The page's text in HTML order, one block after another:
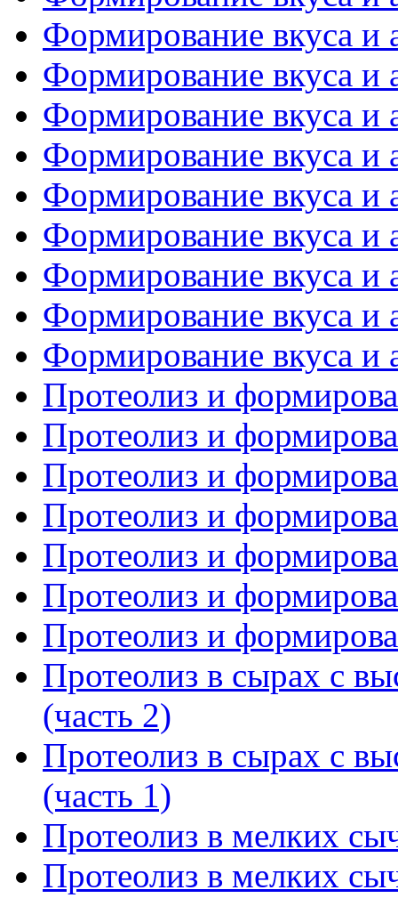
Формирование вкуса и
Формирование вкуса и
Формирование вкуса и
Формирование вкуса и
Формирование вкуса и
Формирование вкуса и
Формирование вкуса и
Формирование вкуса и
Формирование вкуса и
Протеолиз и
Протеолиз и
Протеолиз и
Протеолиз и
Протеолиз и
Протеолиз и
Протеолиз и
Протеолиз в сырах с
(часть 2)
Протеолиз в сырах с
(часть 1)
Протеолиз в мелких
Протеолиз в мелких